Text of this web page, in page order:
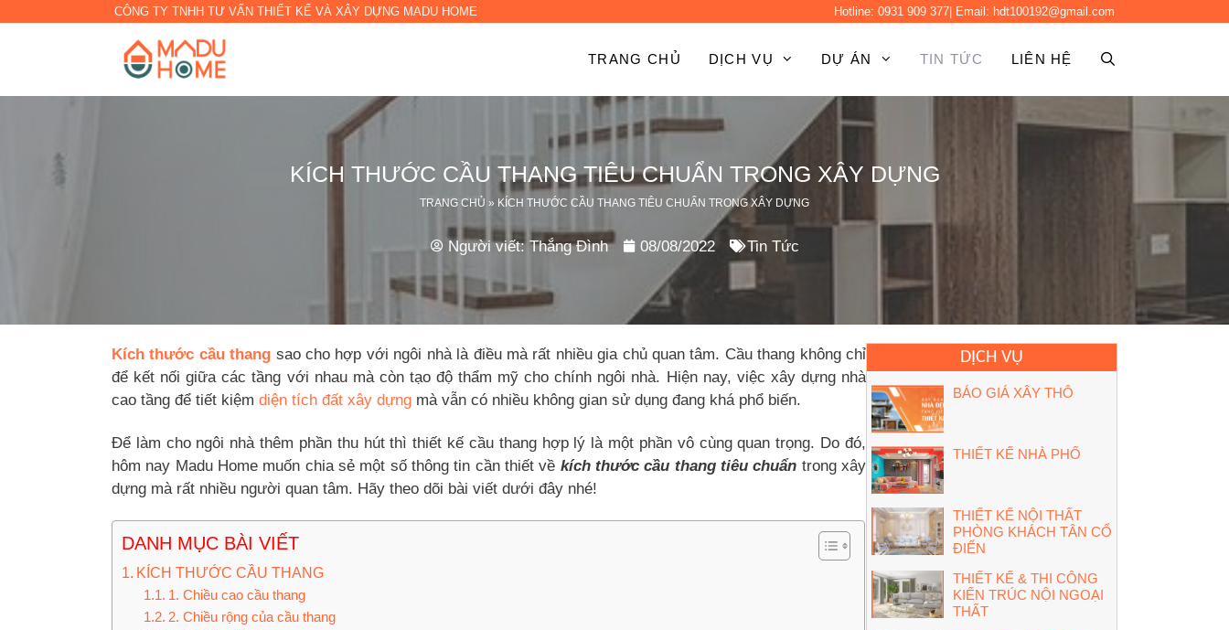
Hotline: 0931 909 377 | Email: hdt100192@gmail.com
CÔNG TY TNHH TƯ VẤN THIẾT KẾ VÀ XÂY DỰNG MADU HOME
TRANG CHỦ DỊCH VỤ DỰ ÁN TIN TỨC LIÊN HỆ
KÍCH THƯỚC CẦU THANG TIÊU CHUẨN TRONG XÂY DỰNG
TRANG CHỦ » KÍCH THƯỚC CẦU THANG TIÊU CHUẨN TRONG XÂY DỰNG
Người viết: Thắng Đình 08/08/2022 Tin Tức
Kích thước cầu thang sao cho hợp với ngôi nhà là điều mà rất nhiều gia chủ quan tâm. Cầu thang không chỉ
để kết nối giữa các tầng với nhau mà còn tạo độ thẩm mỹ cho chính ngôi nhà. Hiện nay, việc xây dựng nhà
cao tầng để tiết kiệm diện tích đất xây dựng mà vẫn có nhiều không gian sử dụng đang khá phổ biến.
Để làm cho ngôi nhà thêm phần thu hút thì thiết kế cầu thang hợp lý là một phần vô cùng quan trọng. Do đó,
hôm nay Madu Home muốn chia sẻ một số thông tin cần thiết về kích thước cầu thang tiêu chuẩn trong xây
dựng mà rất nhiều người quan tâm. Hãy theo dõi bài viết dưới đây nhé!
DANH MỤC BÀI VIẾT
KÍCH THƯỚC CẦU THANG
1. Chiều cao cầu thang
2. Chiều rộng của cầu thang
DỊCH VỤ
BÁO GIÁ XÂY THÔ
THIẾT KẾ NHÀ PHỐ
THIẾT KẾ NỘI THẤT
PHÒNG KHÁCH TÂN CỔ
ĐIỂN
THIẾT KẾ & THI CÔNG
KIẾN TRÚC NỘI NGOẠI
THẤT